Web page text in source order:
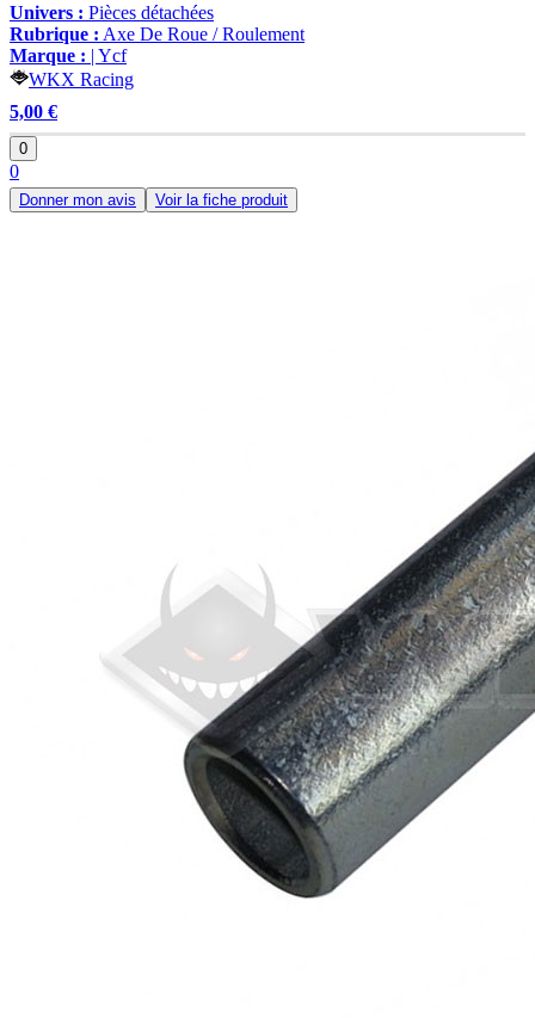
Univers : Pièces détachées
Rubrique : Axe De Roue / Roulement
Marque : | Ycf
WKX Racing
5,00 €
0
0
Donner mon avis Voir la fiche produit